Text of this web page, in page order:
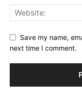
Save my name,
next time I comment.